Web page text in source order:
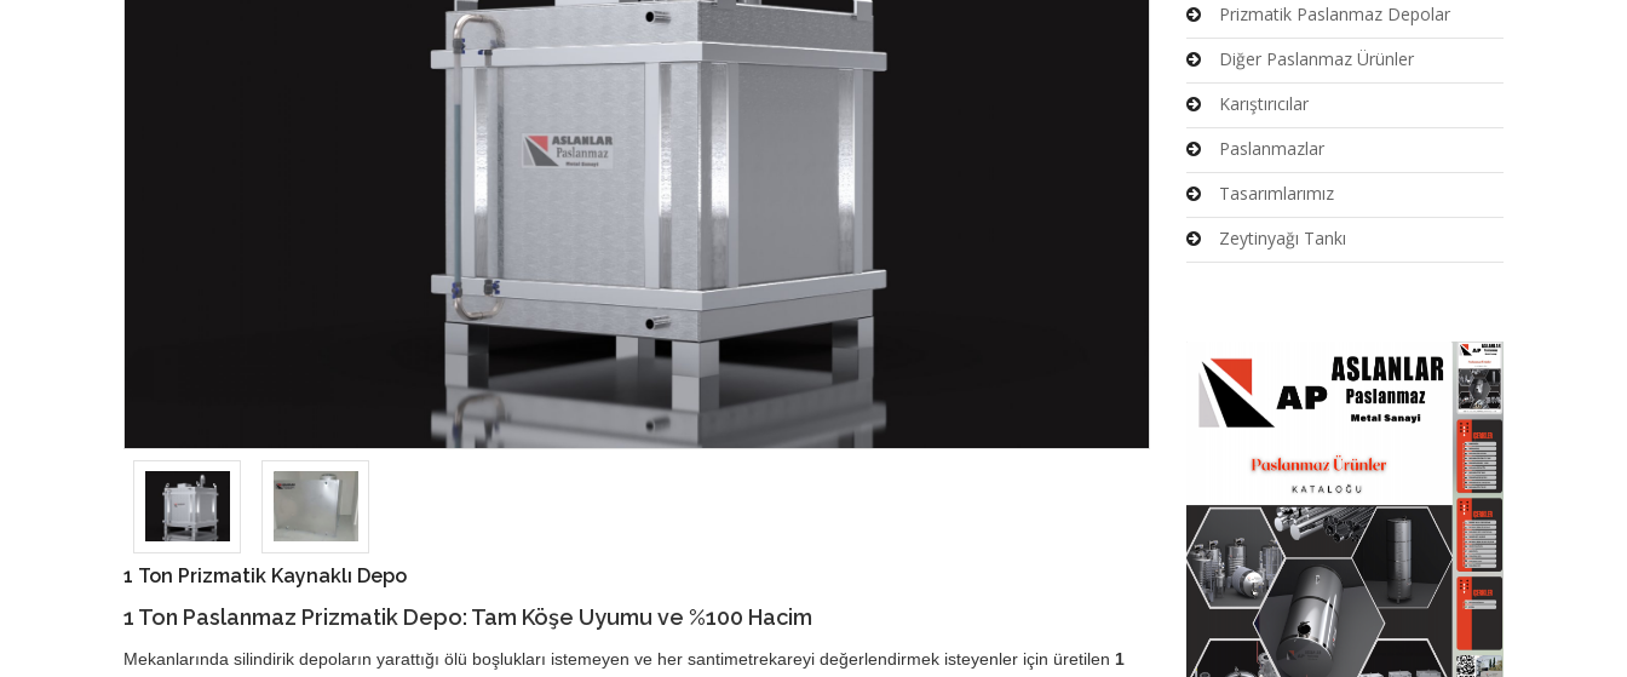
1 Ton Prizmatik Kaynaklı Depo
1 Ton Paslanmaz Prizmatik Depo: Tam Köşe Uyumu ve %100 Hacim
Mekanlarında silindirik depoların yarattığı ölü boşlukları istemeyen ve her santimetrekareyi değerlendirmek isteyenler için üretilen 1
Prizmatik Paslanmaz Depolar
Diğer Paslanmaz Ürünler
Karıştırıcılar
Paslanmazlar
Tasarımlarımız
Zeytinyağı Tankı